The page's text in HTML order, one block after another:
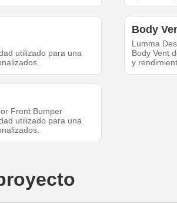
utilizado para una
Body
Lumma
Body Vent
y
Front Bumper
utilizado para una